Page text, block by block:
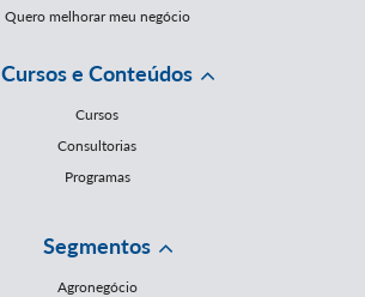
Quero melhorar meu negócio
Cursos e Conteúdos
Cursos
Consultorias
Programas
Segmentos
Agronegócio